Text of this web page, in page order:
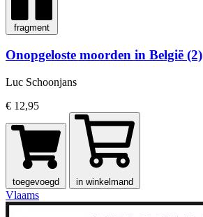
fragment
Onopgeloste moorden in België (2)
Luc Schoonjans
€ 12,95
toegevoegd in winkelmand
Vlaams